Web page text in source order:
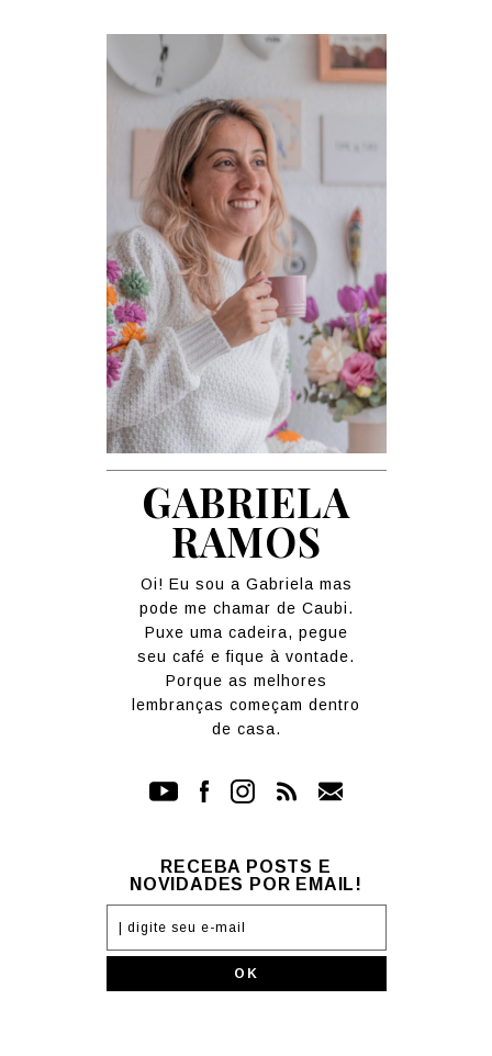
GABRIELA
RAMOS
Oi! Eu sou a Gabriela mas
pode me chamar de Caubi.
Puxe uma cadeira, pegue
seu café e fique à vontade.
Porque as melhores
lembranças começam dentro
de casa.
RECEBA POSTS E
NOVIDADES POR EMAIL!